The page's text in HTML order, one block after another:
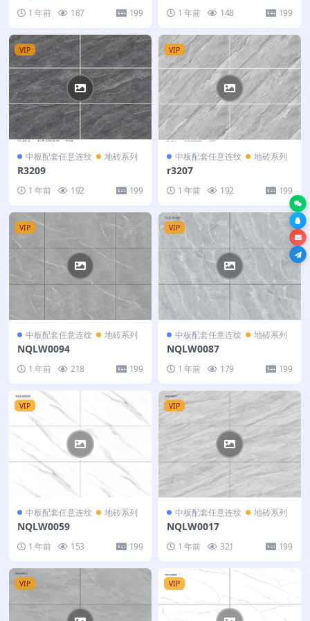
1 年前 187 199 1 年前 148 199
VIP
中板配套任意连纹 地砖系列
R3209
1 年前 192 199
VIP
中板配套任意连纹 地砖系列
r3207
1 年前 192 199
VIP
中板配套任意连纹 地砖系列
NQLW0094
1 年前 218 199
VIP
中板配套任意连纹 地砖系列
NQLW0087
1 年前 179 199
VIP
中板配套任意连纹 地砖系列
NQLW0059
1 年前 153 199
VIP
中板配套任意连纹 地砖系列
NQLW0017
1 年前 321 199
VIP VIP